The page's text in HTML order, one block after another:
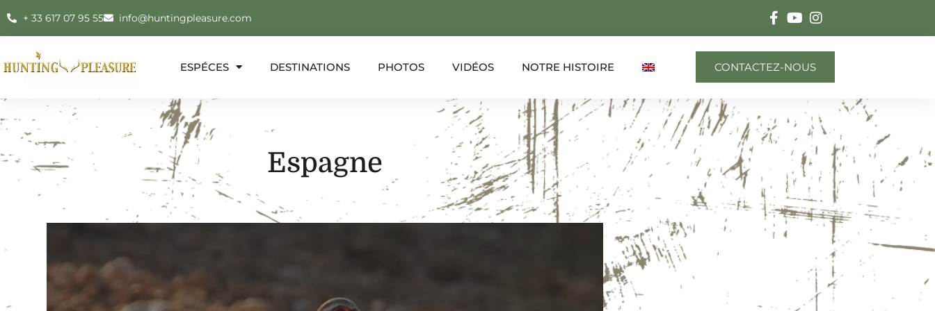
+ 33 617 07 95 55 info@huntingpleasure.com
ESPÉCES DESTINATIONS PHOTOS VIDÉOS NOTRE HISTOIRE CONTACTEZ-NOUS
Espagne
EXPLORER